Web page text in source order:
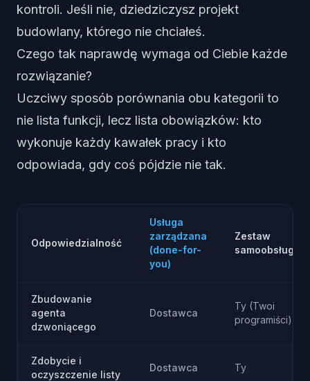
kontroli. Jeśli nie, dziedziczysz projekt
budowlany, którego nie chciałeś.
Czego tak naprawdę wymaga od Ciebie każde
rozwiązanie?
Uczciwy sposób porównania obu kategorii to
nie lista funkcji, lecz lista obowiązków: kto
wykonuje każdy kawałek pracy i kto
odpowiada, gdy coś pójdzie nie tak.
Odpowiedzialność
Usługa
zarządzana
(done-for-
you)
Zestaw
Zbudowanie
agenta
dzwoniącego
Dostawca
Ty (Twoi
programiści)
Zdobycie i
oczyszczenie listy
Dostawca Ty